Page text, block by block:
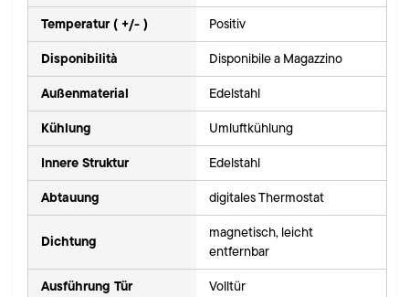
Temperatur ( +/- ) Positiv
Disponibilità Disponibile a Magazzino
Außenmaterial Edelstahl
Kühlung Umluftkühlung
Innere Struktur Edelstahl
Abtauung digitales Thermostat
Dichtung
magnetisch, leicht
entfernbar
Ausführung Tür Volltür